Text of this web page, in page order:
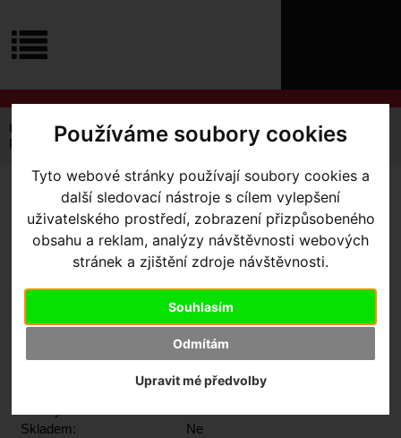
Používáme soubory cookies
Tyto webové stránky používají soubory cookies a
další sledovací nástroje s cílem vylepšení
uživatelského prostředí, zobrazení přizpůsobeného
obsahu a reklam, analýzy návštěvnosti webových
stránek a zjištění zdroje návštěvnosti.
Souhlasím
Odmítám
Upravit mé předvolby
O
NÁKUPU
SLUŽBY
REGISTRACE
ZTRATILI
Úvodní strana Výbava pro jezdce Tretry
MTB
Pánské XC tretry Northwave Hammer Plus Wide
PÁNSKÉ XC TRETRY
NORTHWAVE HAMMER
PLUS WIDE- Black/Dark
Grey 43
Northwave
Skladem:
Ne